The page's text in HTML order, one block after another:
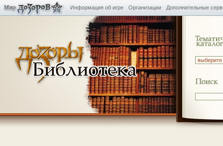
Информация об игре Организации Дополнительные